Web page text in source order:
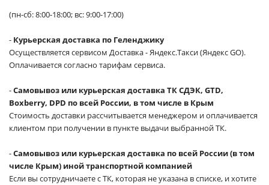
(пн-сб: 8:00-18:00; вс: 9:00-17:00)
- Курьерская доставка по Геленджику
Осуществляется сервисом Доставка - Яндекс.Такси (Яндекс GO).
Оплачивается согласно тарифам сервиса.
-Самовывоз или курьерская доставка ТК СДЭК, GTD,
Boxberry, DPD по всей России, в том числе в Крым
Стоимость доставки рассчитывается менеджером и оплачивается
клиентом при получении в пункте выдачи выбранной ТК.
-Самовывоз или курьерская доставка по всей России (в том
числе Крым) иной транспортной компанией
Если вы сотрудничаете с ТК, которая не указана в списке, и хотите